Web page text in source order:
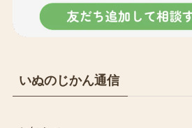
いぬのじかん通信